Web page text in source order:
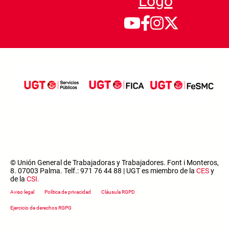
© Unión General de Trabajadoras y Trabajadores. Font i Monteros,
8. 07003 Palma. Telf.: 971 76 44 88 | UGT es miembro de la CESy
de la CSI.
Footer menu
Aviso legal Política de privacidad Cláusula RGPD
Ejercicio de derechos RGPG